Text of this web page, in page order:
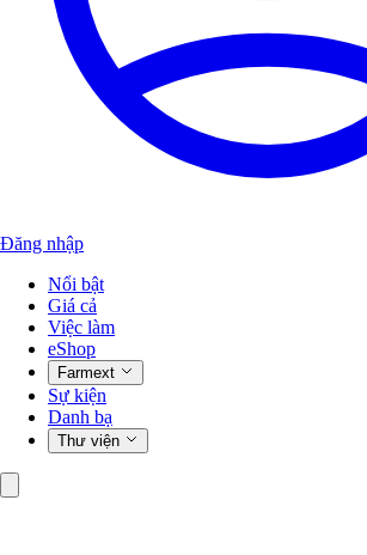
Đăng nhập
Nổi bật
Giá cả
Việc làm
eShop
Farmext
Sự kiện
Danh bạ
Thư viện